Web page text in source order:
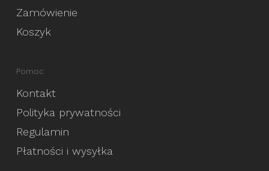
Zamówienie
Koszyk
Pomoc
Kontakt
Polityka prywatności
Regulamin
Płatności i wysyłka